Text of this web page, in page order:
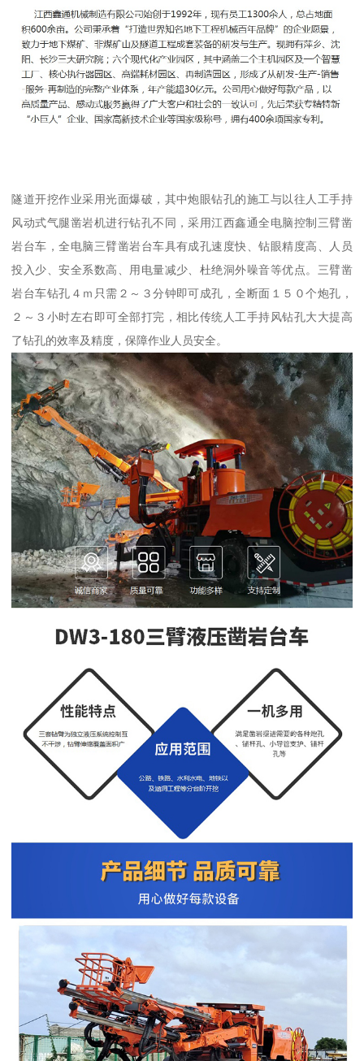
隧道开挖作业采用光面爆破，其中炮眼钻孔的施工与以往人工手持
风动式气腿凿岩机进行钻孔不同，采用江西鑫通全电脑控制三臂凿
岩台车，全电脑三臂凿岩台车具有成孔速度快、钻眼精度高、人员
投入少、安全系数高、用电量减少、杜绝洞外噪音等优点。三臂凿
岩台车钻孔４ｍ只需２～３分钟即可成孔，全断面１５０个炮孔，
２～３小时左右即可全部打完，相比传统人工手持风钻孔大大提高
了钻孔的效率及精度，保障作业人员安全。